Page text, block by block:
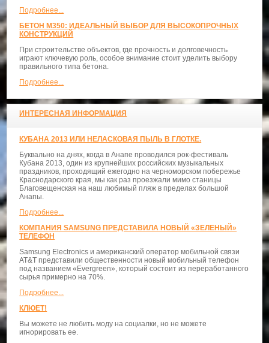
Подробнее...
БЕТОН М350: ИДЕАЛЬНЫЙ ВЫБОР ДЛЯ ВЫСОКОПРОЧНЫХ
КОНСТРУКЦИЙ
При строительстве объектов, где прочность и долговечность
играют ключевую роль, особое внимание стоит уделить выбору
правильного типа бетона.
Подробнее...
ИНТЕРЕСНАЯ ИНФОРМАЦИЯ
КУБАНА 2013 ИЛИ НЕЛАСКОВАЯ ПЫЛЬ В ГЛОТКЕ.
Буквально на днях, когда в Анапе проводился рок-фестиваль
Кубана 2013, один из крупнейших российских музыкальных
праздников, проходящий ежегодно на черноморском побережье
Краснодарского края, мы как раз проезжали мимо станицы
Благовещенская на наш любимый пляж в пределах большой
Анапы.
Подробнее...
КОМПАНИЯ SAMSUNG ПРЕДСТАВИЛА НОВЫЙ «ЗЕЛЕНЫЙ»
ТЕЛЕФОН
Samsung Electronics и американский оператор мобильной связи
AT&T представили общественности новый мобильный телефон
под названием «Evergreen», который состоит из переработанного
сырья примерно на 70%.
Подробнее...
КЛЮЕТ!
Вы можете не любить моду на социалки, но не можете
игнорировать ее.